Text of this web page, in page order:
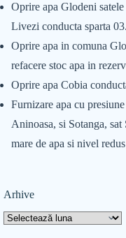
Oprire apa Glodeni
Livezi conducta sparta
Oprire apa in comuna
refacere stoc apa in
Oprire apa Cobia
Furnizare apa cu
Aninoasa, si Sotanga, sat
mare de apa si nivel
Arhive